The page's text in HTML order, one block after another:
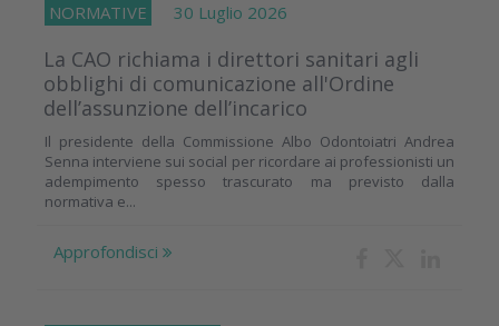
NORMATIVE 30 Luglio 2026
La CAO richiama i direttori sanitari agli
obblighi di comunicazione all'Ordine
dell’assunzione dell’incarico
Il presidente della Commissione Albo Odontoiatri Andrea
Senna interviene sui social per ricordare ai professionisti un
adempimento spesso trascurato ma previsto dalla
normativa e...
Approfondisci